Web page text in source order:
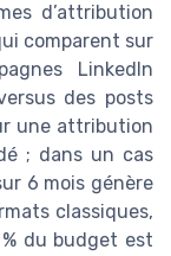
d’attribution
comparent sur
LinkedIn
des posts
une attribution
; dans un cas
6 mois génère
classiques,
du budget est